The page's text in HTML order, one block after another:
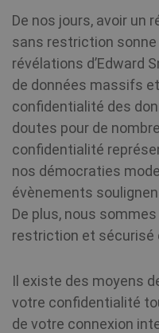
De nos jours, avoir un
sans restriction
révélations d’Edward
de données massifs
confidentialité des
doutes pour de
confidentialité
nos démocraties
évènements
De plus, nous
restriction et sécurisé
Il existe des moyens
votre confidentialité
de votre connexion